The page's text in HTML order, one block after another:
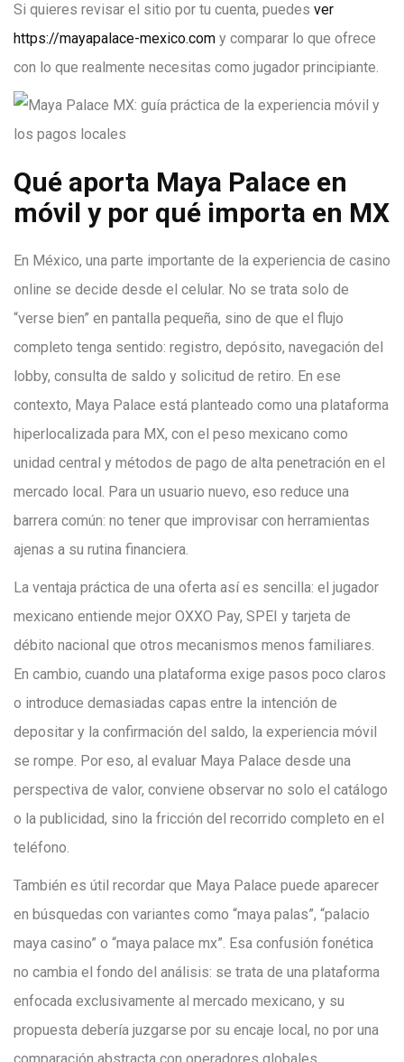
Si quieres revisar el sitio por tu cuenta, puedes ver
https://mayapalace-mexico.com y comparar lo que ofrece
con lo que realmente necesitas como jugador principiante.
Qué aporta Maya Palace en
móvil y por qué importa en MX
En México, una parte importante de la experiencia de casino
online se decide desde el celular. No se trata solo de
“verse bien” en pantalla pequeña, sino de que el flujo
completo tenga sentido: registro, depósito, navegación del
lobby, consulta de saldo y solicitud de retiro. En ese
contexto, Maya Palace está planteado como una plataforma
hiperlocalizada para MX, con el peso mexicano como
unidad central y métodos de pago de alta penetración en el
mercado local. Para un usuario nuevo, eso reduce una
barrera común: no tener que improvisar con herramientas
ajenas a su rutina financiera.
La ventaja práctica de una oferta así es sencilla: el jugador
mexicano entiende mejor OXXO Pay, SPEI y tarjeta de
débito nacional que otros mecanismos menos familiares.
En cambio, cuando una plataforma exige pasos poco claros
o introduce demasiadas capas entre la intención de
depositar y la confirmación del saldo, la experiencia móvil
se rompe. Por eso, al evaluar Maya Palace desde una
perspectiva de valor, conviene observar no solo el catálogo
o la publicidad, sino la fricción del recorrido completo en el
teléfono.
También es útil recordar que Maya Palace puede aparecer
en búsquedas con variantes como “maya palas”, “palacio
maya casino” o “maya palace mx”. Esa confusión fonética
no cambia el fondo del análisis: se trata de una plataforma
enfocada exclusivamente al mercado mexicano, y su
propuesta debería juzgarse por su encaje local, no por una